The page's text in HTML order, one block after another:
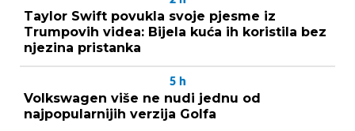
Taylor Swift povukla svoje pjesme iz
Trumpovih videa: Bijela kuća ih koristila bez
njezina pristanka
5 h
Volkswagen više ne nudi jednu od
najpopularnijih verzija Golfa